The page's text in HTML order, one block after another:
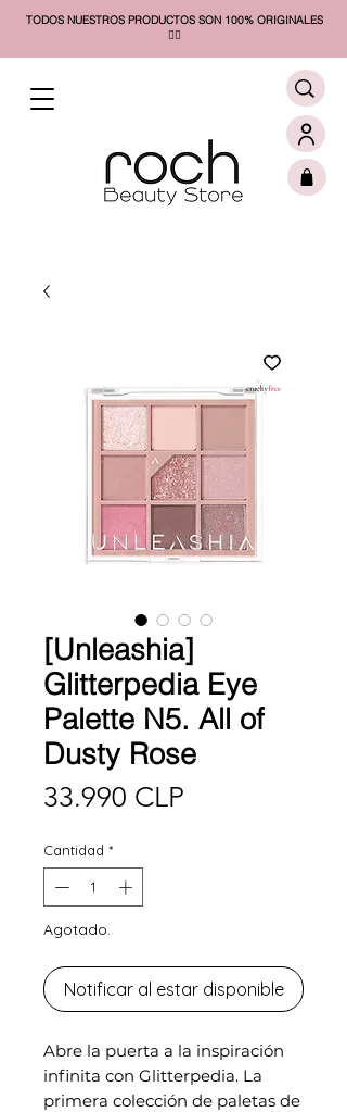
TODOS NUESTROS PRODUCTOS SON 100% ORIGINALES
❤️‍🔥​
[Unleashia]
Glitterpedia Eye
Palette N5. All of
Dusty Rose
33.990 CLP
Cantidad *
Agotado.
Notificar al estar disponible
Abre la puerta a la inspiración
infinita con Glitterpedia. La
primera colección de paletas de